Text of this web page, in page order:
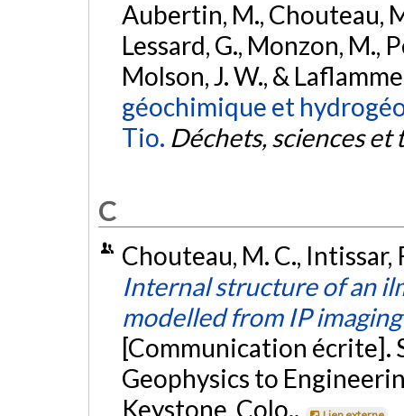
Aubertin, M., Chouteau,
Lessard, G., Monzon, M.,
Molson, J. W., &
géochimique et
Tio. Déchets, sciences et
C
Chouteau, M. C.,
Internal structure of an
modelled from IP
[Communication écrite].
Geophysics to
Keystone, Colo..